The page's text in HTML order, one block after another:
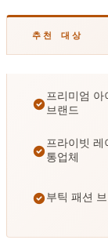
추천 대상
프리미엄 아
브랜드
프라이빗 레
통업체
부틱 패션